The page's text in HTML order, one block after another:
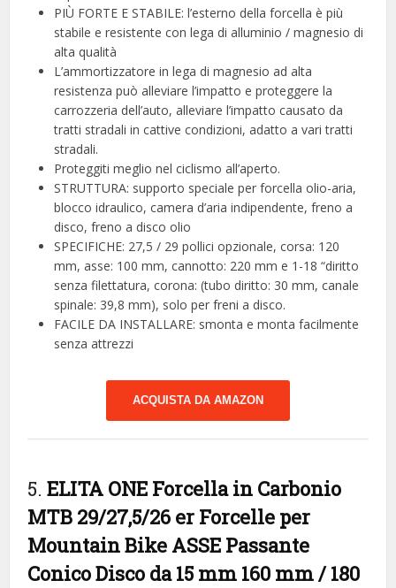
PIÙ FORTE E STABILE: l’esterno della forcella è più
stabile e resistente con lega di alluminio / magnesio di
alta qualità
L’ammortizzatore in lega di magnesio ad alta
resistenza può alleviare l’impatto e proteggere la
carrozzeria dell’auto, alleviare l’impatto causato da
tratti stradali in cattive condizioni, adatto a vari tratti
stradali.
Proteggiti meglio nel ciclismo all’aperto.
STRUTTURA: supporto speciale per forcella olio-aria,
blocco idraulico, camera d’aria indipendente, freno a
disco, freno a disco olio
SPECIFICHE: 27,5 / 29 pollici opzionale, corsa: 120
mm, asse: 100 mm, cannotto: 220 mm e 1-18 “diritto
senza filettatura, corona: (tubo diritto: 30 mm, canale
spinale: 39,8 mm), solo per freni a disco.
FACILE DA INSTALLARE: smonta e monta facilmente
senza attrezzi
ACQUISTA DA AMAZON
5.ELITA ONE Forcella in Carbonio
MTB 29/27,5/26 er Forcelle per
Mountain Bike ASSE Passante
Conico Disco da 15 mm 160 mm / 180